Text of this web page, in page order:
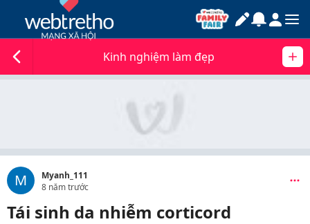
Kinh nghiệm làm đẹp
M
Myanh_111
8 năm trước
Tái sinh da nhiễm corticord